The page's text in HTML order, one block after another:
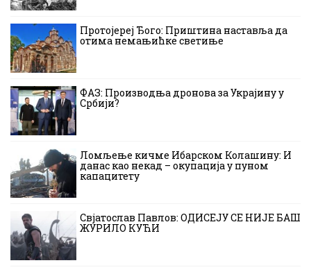
Протојереј Ђого: Приштина наставља да
отима немањићке светиње
ФАЗ: Производња дронова за Украјину у
Србији?
Ломљење кичме Ибарском Колашину: И
данас као некад – окупација у пуном
капацитету
Свјатослав Павлов: ОДИСЕЈУ СЕ НИЈЕ БАШ
ЖУРИЛО КУЋИ